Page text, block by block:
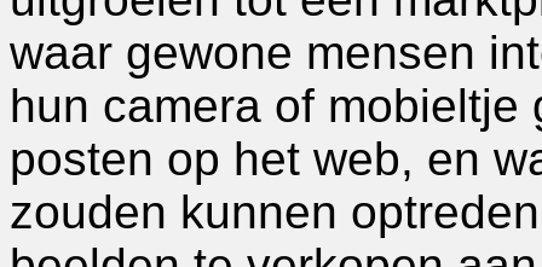
waar gewone mensen
hun camera of
posten op het web, en
zouden kunnen